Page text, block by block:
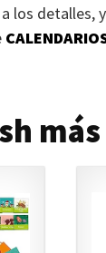
los detalles,